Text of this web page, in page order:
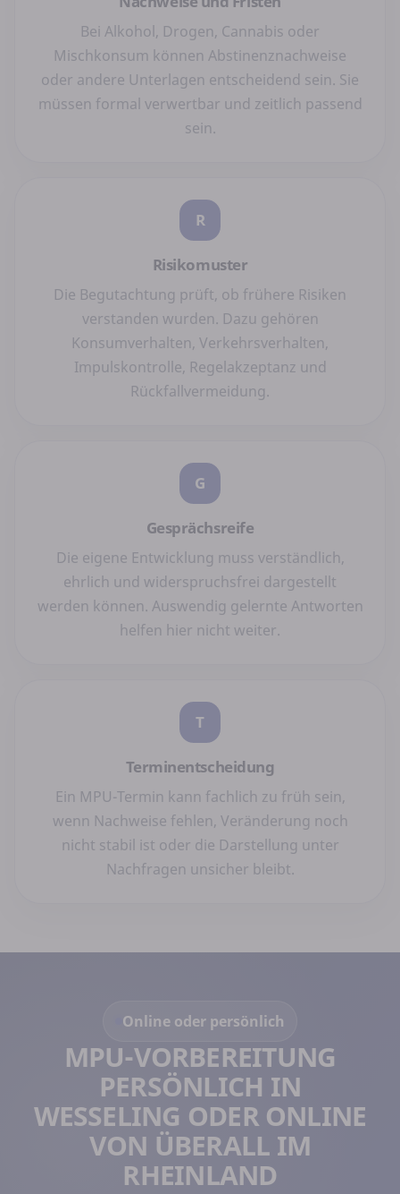
Bei Alkohol, Drogen, Cannabis oder
Mischkonsum können Abstinenznachweise
oder andere Unterlagen entscheidend sein. Sie
müssen formal verwertbar und zeitlich passend
sein.
R
Risikomuster
Die Begutachtung prüft, ob frühere Risiken
verstanden wurden. Dazu gehören
Konsumverhalten, Verkehrsverhalten,
Impulskontrolle, Regelakzeptanz und
Rückfallvermeidung.
G
Gesprächsreife
Die eigene Entwicklung muss verständlich,
ehrlich und widerspruchsfrei dargestellt
werden können. Auswendig gelernte Antworten
helfen hier nicht weiter.
T
Terminentscheidung
Ein MPU-Termin kann fachlich zu früh sein,
wenn Nachweise fehlen, Veränderung noch
nicht stabil ist oder die Darstellung unter
Nachfragen unsicher bleibt.
Online oder persönlich
MPU-VORBEREITUNG
PERSÖNLICH IN
WESSELING ODER ONLINE
VON ÜBERALL IM
RHEINLAND